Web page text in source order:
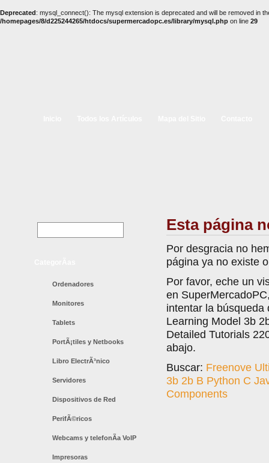
Deprecated: mysql_connect(): The mysql extension is deprecated and will be removed in
/homepages/8/d225244265/htdocs/supermercadopc.es/library/mysql.php on line 29
Ordenadores
Monitores
Tablets
PortÃ¡tiles y Netbooks
Libro ElectrÃ³nico
Servidores
Dispositivos de Red
PerifÃ©ricos
Webcams y telefonÃ­a VoIP
Impresoras
Esta página
Por desgracia no
página ya no existe
Por favor, eche un
en
intentar la búsqueda
Learning Model 3b
Detailed Tutorials
abajo.
Buscar: Freenove
3b 2b B Python C
Components